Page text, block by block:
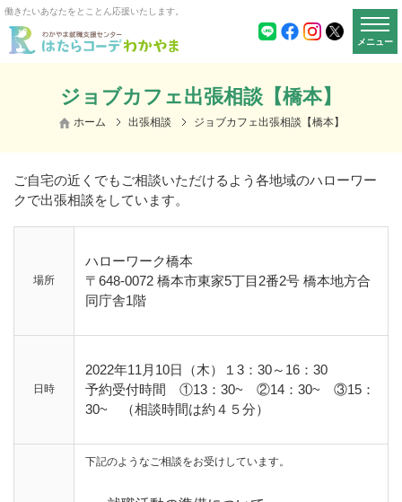
働きたいあなたをとことん応援いたします。
メニュー
ジョブカフェ出張相談【橋本】
ホーム 出張相談 ジョブカフェ出張相談【橋本】
ご自宅の近くでもご相談いただけるよう各地域のハローワー
クで出張相談をしています。
場所
ハローワーク橋本
〒648-0072 橋本市東家5丁目2番2号 橋本地方合
同庁舎1階
日時
2022年11月10日（木）１3：30～16：30
予約受付時間 ①13：30~ ②14：30~ ③15：
30~ （相談時間は約４５分）
下記のようなご相談をお受けしています。